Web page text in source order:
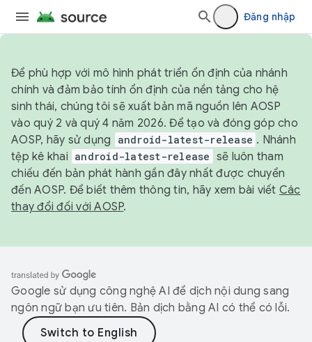
Đăng nhập
Để phù hợp với mô hình phát triển ổn định của nhánh
chính và đảm bảo tính ổn định của nền tảng cho hệ
sinh thái, chúng tôi sẽ xuất bản mã nguồn lên AOSP
vào quý 2 và quý 4 năm 2026. Để tạo và đóng góp cho
AOSP, hãy sử dụng
android-latest-release . Nhánh
tệp kê khai android-latest-release sẽ luôn tham
chiếu đến bản phát hành gần đây nhất được chuyển
đến AOSP. Để biết thêm thông tin, hãy xem bài viết Các
thay đổi đối với AOSP.
Google sử dụng công nghệ AI để dịch nội dung sang
ngôn ngữ bạn ưu tiên. Bản dịch bằng AI có thể có lỗi.